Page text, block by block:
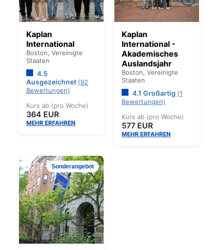
Kaplan
International
Boston, Vereinigte
Staaten
4.5
Ausgezeichnet (92
Bewertungen)
Kurs ab (pro Woche)
364 EUR
MEHR ERFAHREN
Kaplan
International -
Akademisches
Auslandsjahr
Boston, Vereinigte
Staaten
4.1 Großartig (1
Bewertungen)
Kurs ab (pro Woche)
577 EUR
MEHR ERFAHREN
Sonderangebot